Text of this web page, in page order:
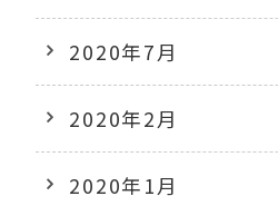
2020年7月
2020年2月
2020年1月